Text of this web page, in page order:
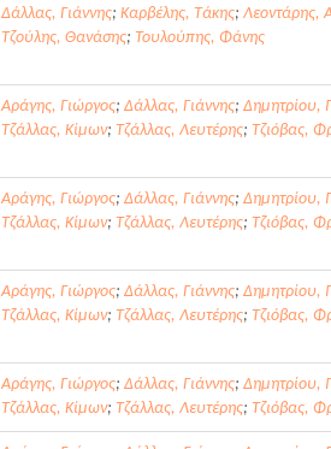
Δάλλας, Γιάννης; Καρβέλης, Τάκης; Λεοντάρης,
Τζούλης, Θανάσης; Τουλούπης, Φάνης
Αράγης, Γιώργος; Δάλλας, Γιάννης; Δημητρίου,
Τζάλλας, Κίμων; Τζάλλας, Λευτέρης; Τζιόβας,
Αράγης, Γιώργος; Δάλλας, Γιάννης; Δημητρίου,
Τζάλλας, Κίμων; Τζάλλας, Λευτέρης; Τζιόβας,
Αράγης, Γιώργος; Δάλλας, Γιάννης; Δημητρίου,
Τζάλλας, Κίμων; Τζάλλας, Λευτέρης; Τζιόβας,
Αράγης, Γιώργος; Δάλλας, Γιάννης; Δημητρίου,
Τζάλλας, Κίμων; Τζάλλας, Λευτέρης; Τζιόβας,